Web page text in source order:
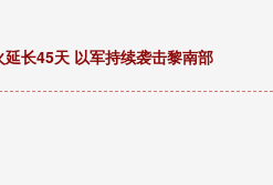
长45天 以军持续袭击黎南部